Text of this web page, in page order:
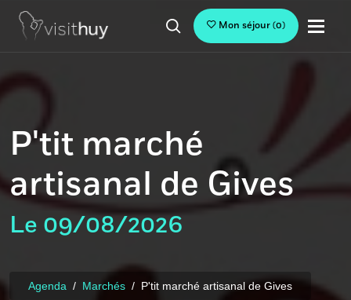
Mon séjour(0)
P'tit marché
artisanal de Gives
Le 09/08/2026
Agenda Marchés P'tit marché artisanal de Gives